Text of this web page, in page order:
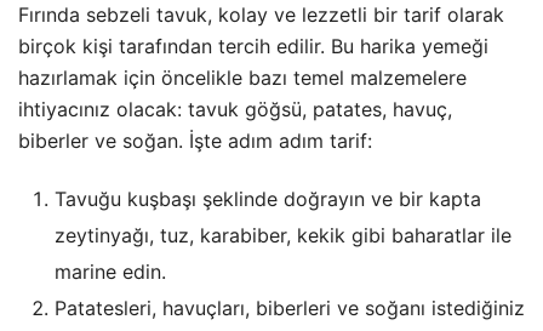
Fırında sebzeli tavuk, kolay ve lezzetli bir tarif olarak
birçok kişi tarafından tercih edilir. Bu harika yemeği
hazırlamak için öncelikle bazı temel malzemelere
ihtiyacınız olacak: tavuk göğsü, patates, havuç,
biberler ve soğan. İşte adım adım tarif:
Tavuğu kuşbaşı şeklinde doğrayın ve bir kapta
zeytinyağı, tuz, karabiber, kekik gibi baharatlar ile
marine edin.
Patatesleri, havuçları, biberleri ve soğanı istediğiniz